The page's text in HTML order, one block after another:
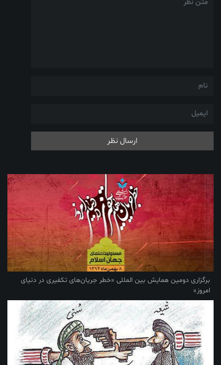
ارسال نظر
برگزاری دومین همایش بین‌ المللی «خطر جریان‌های تکفیری در دنیای
امروز»